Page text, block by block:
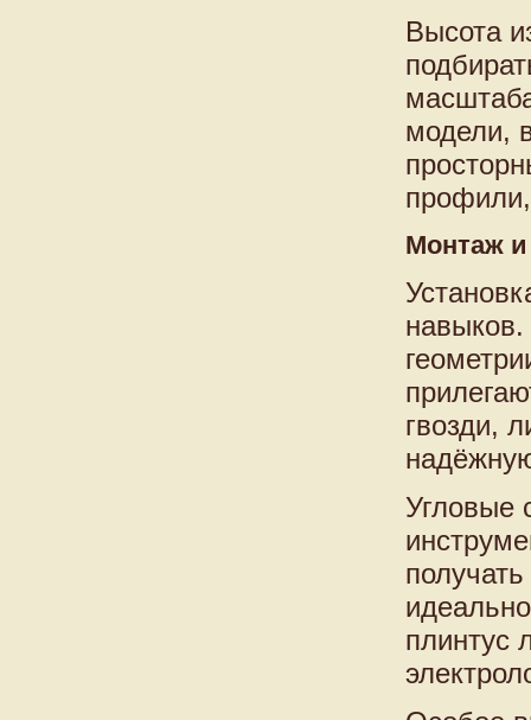
Высота
модели,
Монтаж и
навыков.
гвозди,
Угловые
плинтус